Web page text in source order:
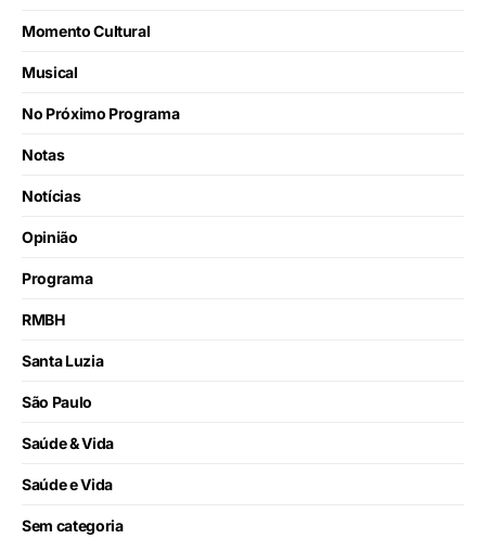
Momento Cultural
Musical
No Próximo Programa
Notas
Notícias
Opinião
Programa
RMBH
Santa Luzia
São Paulo
Saúde & Vida
Saúde e Vida
Sem categoria